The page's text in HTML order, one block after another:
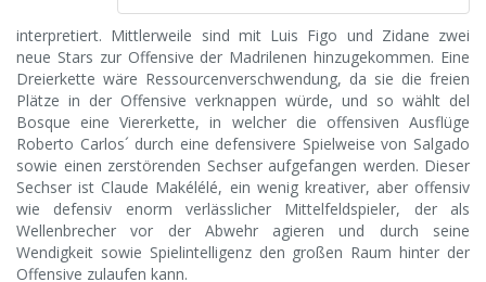
interpretiert. Mittlerweile sind mit Luis Figo und Zidane zwei
neue Stars zur Offensive der Madrilenen hinzugekommen. Eine
Dreierkette wäre Ressourcenverschwendung, da sie die freien
Plätze in der Offensive verknappen würde, und so wählt del
Bosque eine Viererkette, in welcher die offensiven Ausflüge
Roberto Carlos´ durch eine defensivere Spielweise von Salgado
sowie einen zerstörenden Sechser aufgefangen werden. Dieser
Sechser ist Claude Makélélé, ein wenig kreativer, aber offensiv
wie defensiv enorm verlässlicher Mittelfeldspieler, der als
Wellenbrecher vor der Abwehr agieren und durch seine
Wendigkeit sowie Spielintelligenz den großen Raum hinter der
Offensive zulaufen kann.